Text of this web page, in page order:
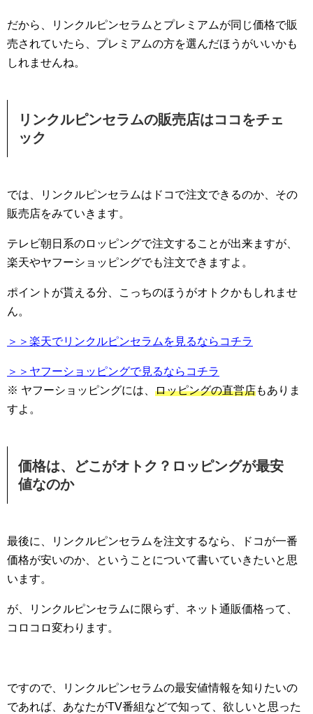
だから、リンクルピンセラムとプレミアムが同じ価格で販
売されていたら、プレミアムの方を選んだほうがいいかも
しれませんね。
リンクルピンセラムの販売店はココをチェ
ック
では、リンクルピンセラムはドコで注文できるのか、その
販売店をみていきます。
テレビ朝日系のロッピングで注文することが出来ますが、
楽天やヤフーショッピングでも注文できますよ。
ポイントが貰える分、こっちのほうがオトクかもしれませ
ん。
＞＞楽天でリンクルピンセラムを見るならコチラ
＞＞ヤフーショッピングで見るならコチラ
※ ヤフーショッピングには、 ロッピングの直営店もありま
すよ。
価格は、どこがオトク？ロッピングが最安
値なのか
最後に、リンクルピンセラムを注文するなら、ドコが一番
価格が安いのか、ということについて書いていきたいと思
います。
が、リンクルピンセラムに限らず、ネット通販価格って、
コロコロ変わります。
ですので、リンクルピンセラムの最安値情報を知りたいの
であれば、あなたがTV番組などで知って、欲しいと思った